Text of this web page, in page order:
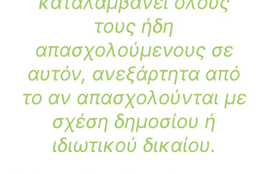
τους ήδη
απασχολούμενους σε
αυτόν, ανεξάρτητα από
το αν απασχολούνται με
σχέση δημοσίου ή
ιδιωτικού δικαίου.